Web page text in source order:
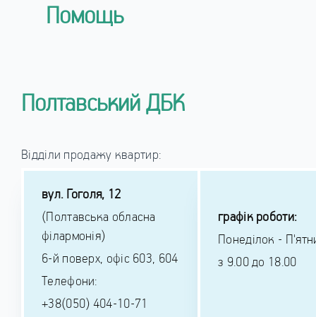
Помощь
Полтавський ДБК
Відділи продажу квартир:
вул. Гоголя, 12
(Полтавська обласна
філармонія)
6-й поверх, офіс 603, 604
Телефони:
+38(050) 404-10-71
графік роботи:
Понеділок -
з 9.00 до 18.00